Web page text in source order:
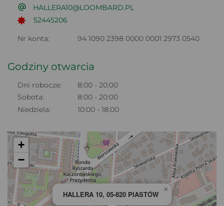
HALLERA10@LOOMBARD.PL
52445206
Nr konta: 94 1090 2398 0000 0001 2973 0540
Godziny otwarcia
Dni robocze:
8:00 - 20:00
Sobota:
8:00 - 20:00
Niedziela:
10:00 - 18:00
HALLERA 10, 05-820 PIASTÓW
×
+
−